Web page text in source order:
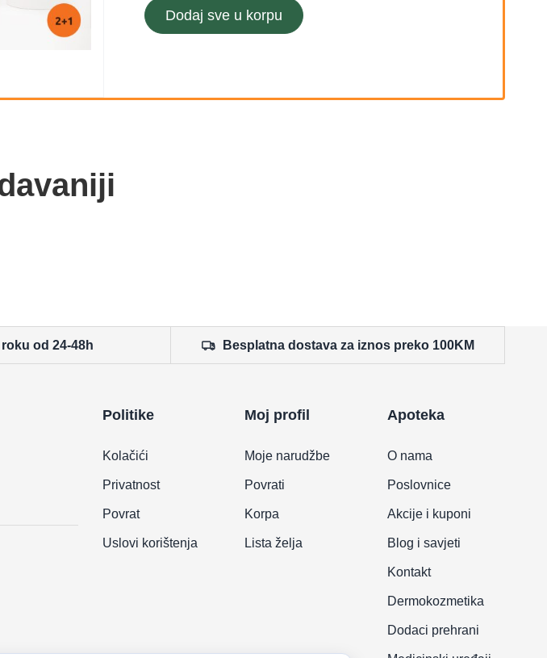
Dodaj sve u korpu
od 24-48h Besplatna dostava za iznos preko 100KM
Politike
Kolačići
Privatnost
Povrat
Uslovi korištenja
Moj profil
Moje narudžbe
Povrati
Korpa
Lista želja
Apoteka
O nama
Poslovnice
Akcije i kuponi
Blog i savjeti
Kontakt
Dermokozmetika
Dodaci prehrani